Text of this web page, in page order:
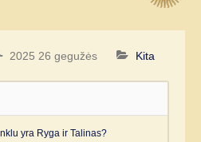
2025 26 gegužės Kita
yra Ryga ir Talinas?